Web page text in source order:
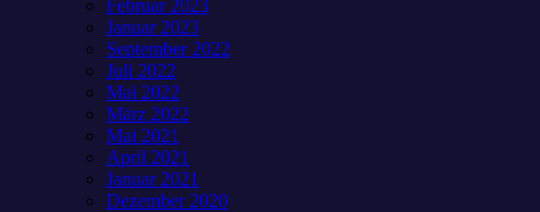
Februar 2023
Januar 2023
September 2022
Juli 2022
Mai 2022
März 2022
Mai 2021
April 2021
Januar 2021
Dezember 2020